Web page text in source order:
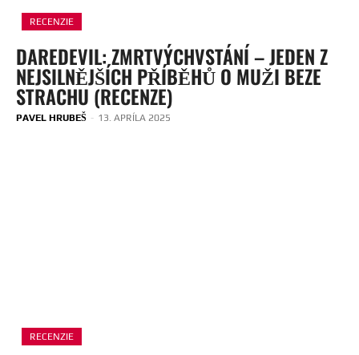
RECENZIE
DAREDEVIL: ZMRTVÝCHVSTÁNÍ – JEDEN Z
NEJSILNĚJŠÍCH PŘÍBĚHŮ O MUŽI BEZE
STRACHU (RECENZE)
PAVEL HRUBEŠ - 13. APRÍLA 2025
RECENZIE